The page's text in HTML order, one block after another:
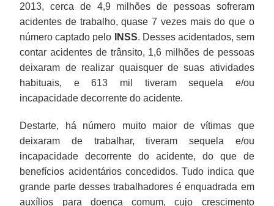
2013, cerca de 4,9 milhões de pessoas sofreram
acidentes de trabalho, quase 7 vezes mais do que o
número captado pelo
INSS. Desses acidentados, sem
contar acidentes de trânsito, 1,6 milhões de pessoas
deixaram de realizar quaisquer de suas atividades
habituais, e 613 mil tiveram sequela e/ou
incapacidade decorrente do acidente.
Destarte, há número muito maior de vítimas que
deixaram de trabalhar, tiveram sequela e/ou
incapacidade decorrente do acidente, do que de
benefícios acidentários concedidos. Tudo indica que
grande parte desses trabalhadores é enquadrada em
auxílios para doença comum, cujo crescimento